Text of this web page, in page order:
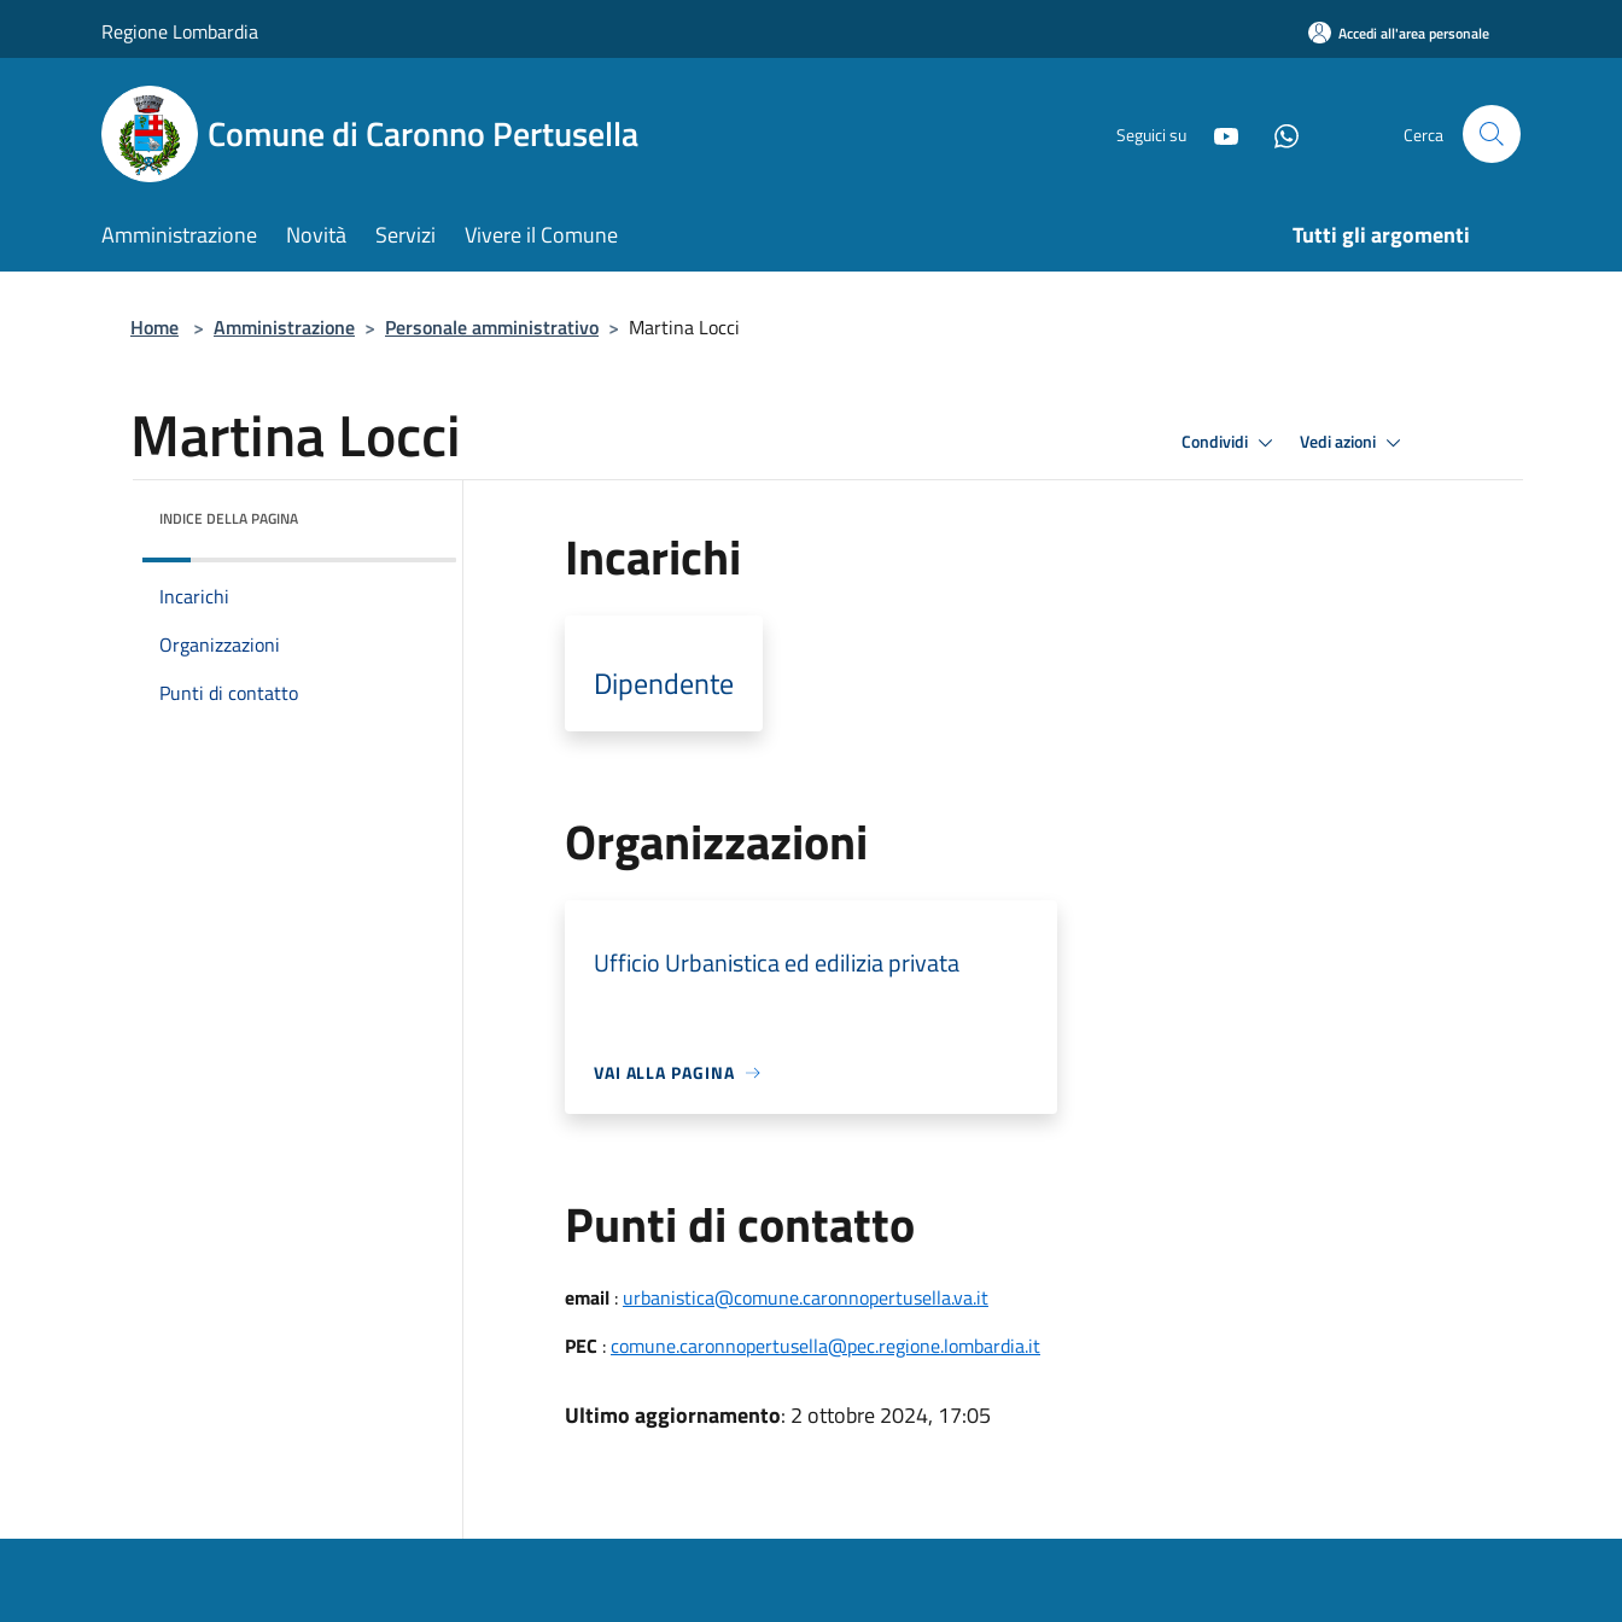
Regione Lombardia Accedi all'area personale
Comune di Caronno Pertusella Seguici su Cerca
Amministrazione Novità Servizi Vivere il Comune Tutti gli argomenti
Home > Amministrazione > Personale amministrativo > Martina Locci
Martina Locci Condividi Vedi azioni
INDICE DELLA PAGINA
Incarichi
Organizzazioni
Punti di contatto
Incarichi
Dipendente
Organizzazioni
Ufficio Urbanistica ed edilizia privata
VAI ALLA PAGINA
Punti di contatto
email: urbanistica@comune.caronnopertusella.va.it
PEC :comune.caronnopertusella@pec.regione.lombardia.it
Ultimo aggiornamento: 2 ottobre 2024, 17:05